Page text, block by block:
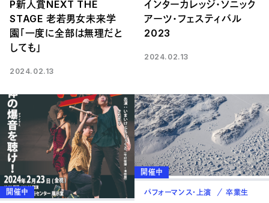
P新人賞NEXT THE
STAGE 老若男女未来学
園「一度に全部は無理だと
しても」
2024.02.13
インターカレッジ・ソニック
アーツ・フェスティバル
2023
2024.02.13
開催中
開催中
パフォーマンス・上演 卒業生